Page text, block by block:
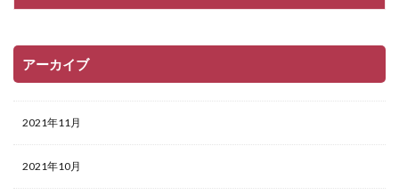
アーカイブ
2021年11月
2021年10月